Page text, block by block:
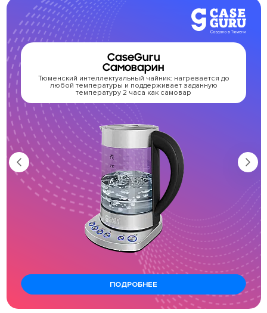
CaseGuru
Самоварин
Тюменский интеллектуальный чайник: нагревается до
любой температуры и поддерживает заданную
температуру 2 часа как самовар
ПОДРОБНЕЕ